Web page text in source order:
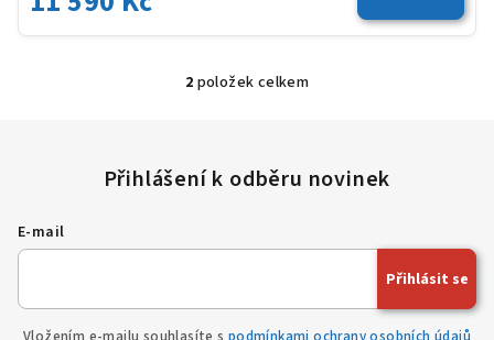
O
á
d
c
2 položek celkem
E-mail
Přihlásit se